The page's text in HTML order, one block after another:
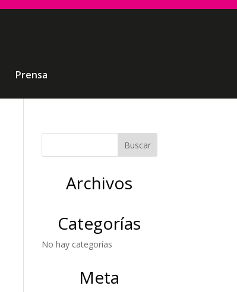
Prensa
Archivos
Categorías
No hay categorías
Meta